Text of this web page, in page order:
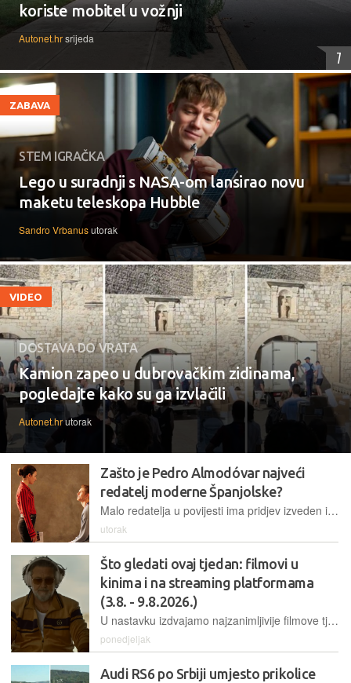
koriste mobitel u vožnji
Autonet.hrsrijeda
7
ZABAVA
STEM IGRAČKA
Lego u suradnji s NASA-om lansirao novu
maketu teleskopa Hubble
Sandro Vrbanusutorak
VIDEO
DOSTAVA DO VRATA
Kamion zapeo u dubrovačkim zidinama,
pogledajte kako su ga izvlačili
Autonet.hrutorak
Zašto je Pedro Almodóvar najveći
redatelj moderne Španjolske?
Malo redatelja u povijesti ima pridjev izveden iz vlastita imena. "Almodóvarovski" film prepoznaje se unutar prvih nekoliko kadrova. Lako je to provjeriti i u najnovijem filmu Gorki Božić, koji upravo igra u kinima
utorak
Što gledati ovaj tjedan: filmovi u
kinima i na streaming platformama
(3.8. - 9.8.2026.)
U nastavku izdvajamo najzanimljivije filmove tjedna, slažemo ih u tri liste i pitamo vas koji se naslov najviše isplate pogledati
ponedjeljak
Audi RS6 po Srbiji umjesto prikolice